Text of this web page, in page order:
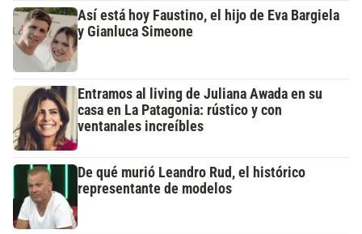
Así está hoy Faustino, el hijo de Eva Bargiela
y Gianluca Simeone
Entramos al living de Juliana Awada en su
casa en La Patagonia: rústico y con
ventanales increíbles
De qué murió Leandro Rud, el histórico
representante de modelos